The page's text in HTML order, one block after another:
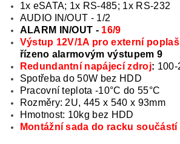
1x eSATA; 1x RS-485; 1x RS-232
AUDIO IN/OUT - 1/2
ALARM IN/OUT - 16/9
Výstup 12V/1A pro externí
řízeno alarmovým výstupem 9
Redundantní napájecí zdroj: 100-
Spotřeba do 50W bez HDD
Pracovní teplota -10°C do 55°C
Rozměry: 2U, 445 x 540 x 93mm
Hmotnost: 10kg bez HDD
Montážní sada do racku součástí